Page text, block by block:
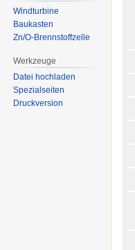
Windturbine
Baukasten
Zn/O-Brennstoffzelle
Werkzeuge
Datei hochladen
Spezialseiten
Druckversion